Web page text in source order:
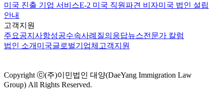
미국 진출 기업 서비스E-2 미국 직원파견 비자미국 법인 설립
안내
고객지원
주요공지사항성공수속사례 질의응답뉴스전문가 칼럼
법인 소개 미국글로벌기업체 고객지원
Copyright ⓒ(주)이민법인 대양(DaeYang Immigration Law
Group) All Rights Reserved.